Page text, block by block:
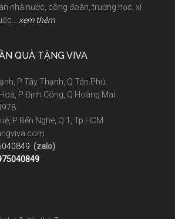
nhà nước, công đoàn, trường học, xí
xem thêm
QUÀ TẶNG VIVA
P Tây Thạnh, Q Tân Phú.
P Định Công, Q Hoàng Mai.
P Bến Nghé, Q 1, Tp HCM
(zalo)